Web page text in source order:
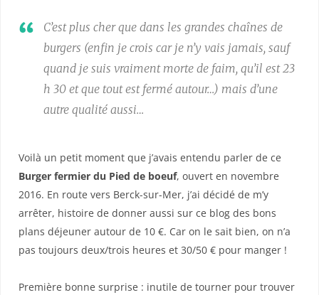
C’est plus cher que dans les grandes chaînes de
burgers (enfin je crois car je n’y vais jamais, sauf
quand je suis vraiment morte de faim, qu’il est 23
h 30 et que tout est fermé autour…) mais d’une
autre qualité aussi…
Voilà un petit moment que j’avais entendu parler de ce
Burger fermier du Pied de boeuf, ouvert en novembre
2016. En route vers Berck-sur-Mer, j’ai décidé de m’y
arrêter, histoire de donner aussi sur ce blog des bons
plans déjeuner autour de 10 €. Car on le sait bien, on n’a
pas toujours deux/trois heures et 30/50 € pour manger !
Première bonne surprise : inutile de tourner pour trouver